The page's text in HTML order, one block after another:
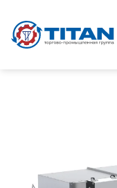
Перейти к